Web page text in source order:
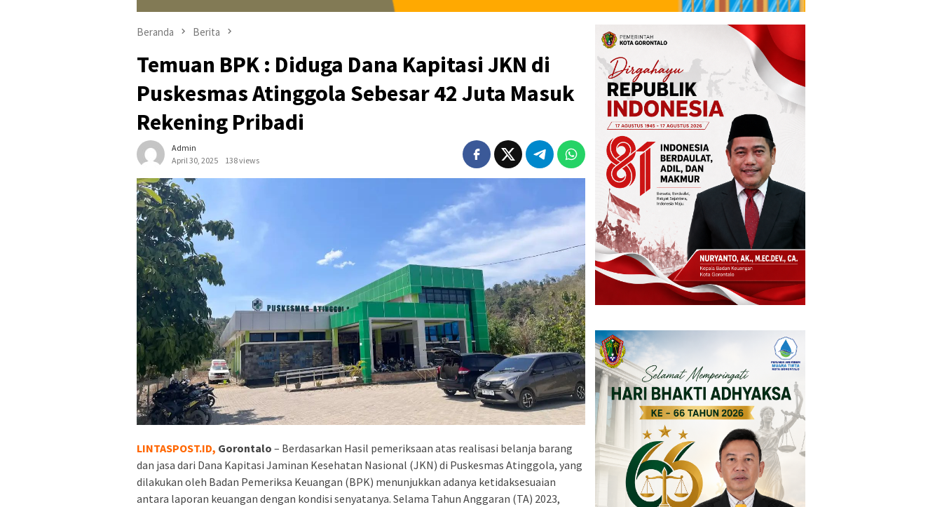
Beranda Berita
Temuan BPK : Diduga Dana Kapitasi JKN di
Puskesmas Atinggola Sebesar 42 Juta Masuk
Rekening Pribadi
Admin
April 30, 2025
138 views
LINTASPOST.ID, Gorontalo – Berdasarkan Hasil pemeriksaan atas realisasi belanja barang
dan jasa dari Dana Kapitasi Jaminan Kesehatan Nasional (JKN) di Puskesmas Atinggola, yang
dilakukan oleh Badan Pemeriksa Keuangan (BPK) menunjukkan adanya ketidaksesuaian
antara laporan keuangan dengan kondisi senyatanya. Selama Tahun Anggaran (TA) 2023,